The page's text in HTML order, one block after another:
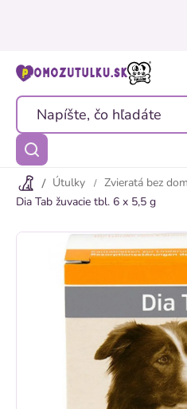
Útulky
Zvieratá bez
Dia Tab žuvacie tbl. 6 x 5,5 g